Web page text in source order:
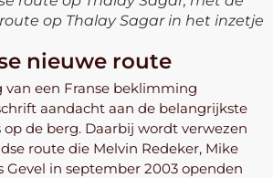
op Thalay Sagar in het inzetje
nieuwe route
van een Franse beklimming
aandacht aan de belangrijkste
de berg. Daarbij wordt verwezen
route die Melvin Redeker, Mike
Gevel in september 2003 openden